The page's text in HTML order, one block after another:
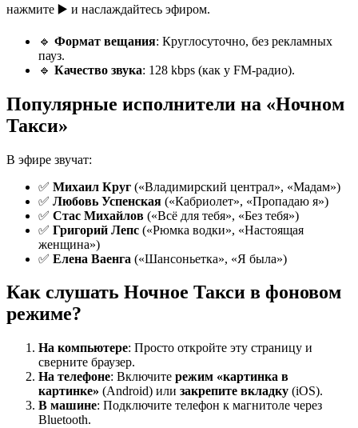
нажмите ▶️ и наслаждайтесь эфиром.
🔹 Формат вещания: Круглосуточно, без рекламных
пауз.
🔹 Качество звука: 128 kbps (как у FM-радио).
Популярные исполнители на «Ночном
Такси»
В эфире звучат:
✅ Михаил Круг («Владимирский централ», «Мадам»)
✅ Любовь Успенская («Кабриолет», «Пропадаю я»)
✅ Стас Михайлов («Всё для тебя», «Без тебя»)
✅ Григорий Лепс («Рюмка водки», «Настоящая
женщина»)
✅ Елена Ваенга («Шансоньетка», «Я была»)
Как слушать Ночное Такси в фоновом
режиме?
На компьютере: Просто откройте эту страницу и
сверните браузер.
На телефоне: Включите режим «картинка в
картинке» (Android) или закрепите вкладку (iOS).
В машине: Подключите телефон к магнитоле через
Bluetooth.